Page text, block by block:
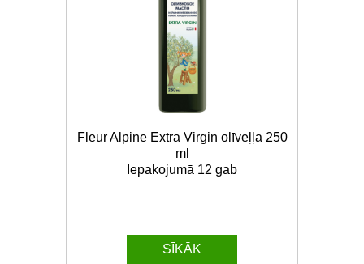
Fleur Alpine Extra Virgin olīveļļa 250
ml
Iepakojumā 12 gab
SĪKĀK